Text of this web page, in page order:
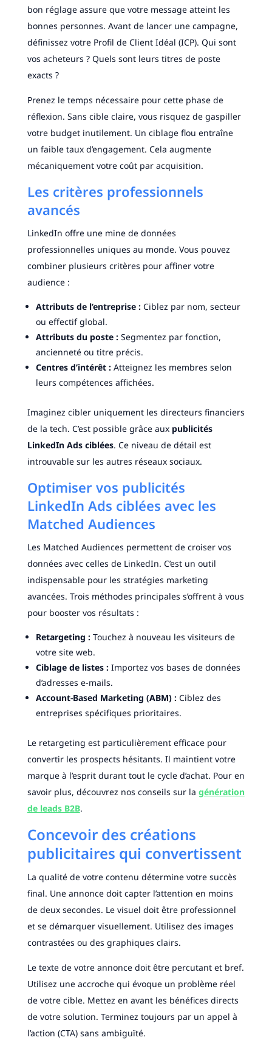
bon réglage assure que votre message atteint les
bonnes personnes. Avant de lancer une campagne,
définissez votre Profil de Client Idéal (ICP). Qui sont
vos acheteurs ? Quels sont leurs titres de poste
exacts ?
Prenez le temps nécessaire pour cette phase de
réflexion. Sans cible claire, vous risquez de gaspiller
votre budget inutilement. Un ciblage flou entraîne
un faible taux d’engagement. Cela augmente
mécaniquement votre coût par acquisition.
Les critères professionnels
avancés
LinkedIn offre une mine de données
professionnelles uniques au monde. Vous pouvez
combiner plusieurs critères pour affiner votre
audience :
Attributs de l’entreprise :Ciblez par nom, secteur
ou effectif global.
Attributs du poste :Segmentez par fonction,
ancienneté ou titre précis.
Centres d’intérêt :Atteignez les membres selon
leurs compétences affichées.
Imaginez cibler uniquement les directeurs financiers
de la tech. C’est possible grâce aux publicités
LinkedIn Ads ciblées. Ce niveau de détail est
introuvable sur les autres réseaux sociaux.
Optimiser vos publicités
LinkedIn Ads ciblées avec les
Matched Audiences
Les Matched Audiences permettent de croiser vos
données avec celles de LinkedIn. C’est un outil
indispensable pour les stratégies marketing
avancées. Trois méthodes principales s’offrent à vous
pour booster vos résultats :
Retargeting :Touchez à nouveau les visiteurs de
votre site web.
Ciblage de listes :Importez vos bases de données
d’adresses e-mails.
Account-Based Marketing (ABM) :Ciblez des
entreprises spécifiques prioritaires.
Le retargeting est particulièrement efficace pour
convertir les prospects hésitants. Il maintient votre
marque à l’esprit durant tout le cycle d’achat. Pour en
savoir plus, découvrez nos conseils sur la génération
de leads B2B.
Concevoir des créations
publicitaires qui convertissent
La qualité de votre contenu détermine votre succès
final. Une annonce doit capter l’attention en moins
de deux secondes. Le visuel doit être professionnel
et se démarquer visuellement. Utilisez des images
contrastées ou des graphiques clairs.
Le texte de votre annonce doit être percutant et bref.
Utilisez une accroche qui évoque un problème réel
de votre cible. Mettez en avant les bénéfices directs
de votre solution. Terminez toujours par un appel à
l’action (CTA) sans ambiguïté.